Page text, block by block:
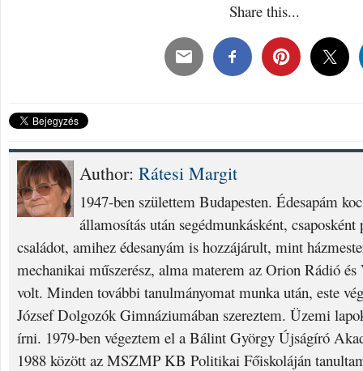
Share this...
Author: Rátesi Margit
1947-ben születtem Budapesten. Édesapám
államosítás után segédmunkásként,
családot, amihez édesanyám is hozzájárult, mint
mechanikai műszerész, alma materem az Orion Rádió
volt. Minden további tanulmányomat munka után, este
József Dolgozók Gimnáziumában szereztem. Üzemi
írni. 1979-ben végeztem el a Bálint György Újságíró
1988 között az MSZMP KB Politikai Főiskoláján